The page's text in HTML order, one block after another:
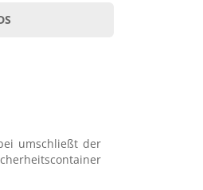
09646850
umschließt der